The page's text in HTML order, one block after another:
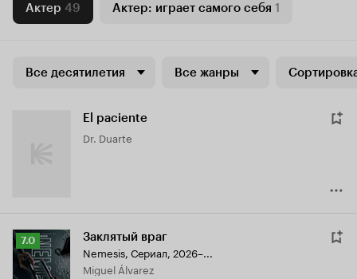
Актер 49 Актер: играет самого себя 1
Все десятилетия Все жанры
El paciente
Dr. Duarte
Рейтинг
Кинопоиска
7.0
7.0 Заклятый враг
Nemesis, Сериал, 2026–...
Miguel Álvarez